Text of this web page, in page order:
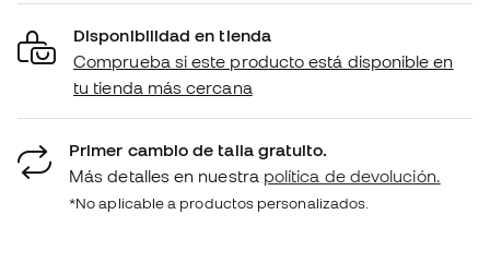
Disponibilidad en tienda
Comprueba si este producto está disponible en
tu tienda más cercana
Primer cambio de talla gratuito.
Más detalles en nuestra política de devolución.
*No aplicable a productos personalizados.